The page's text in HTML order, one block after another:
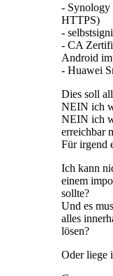
- Synology
HTTPS)
-
- CA
Android
- Huawei
Dies soll
NEIN ich
NEIN ich
erreichbar
Für irgend
Ich kann
einem
sollte?
Und es
alles
lösen?
Oder liege